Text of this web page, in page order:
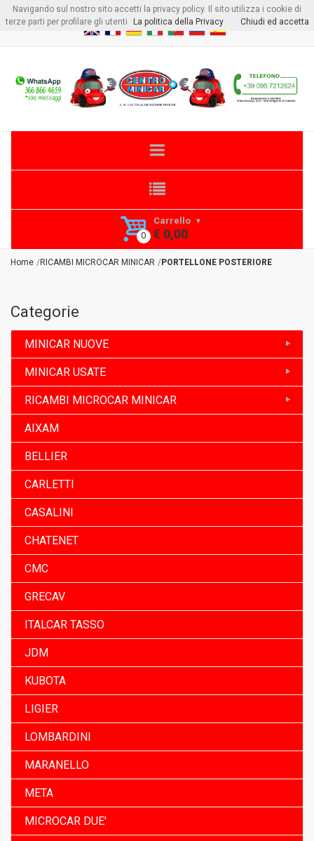
Benvenuto visitoreLogin oRegistrati
Carrello
€ 0,00
Home RICAMBI MICROCAR MINICAR PORTELLONE POSTERIORE
Categorie
MINICAR NUOVE
MINICAR USATE
RICAMBI MICROCAR MINICAR
AIXAM
BELLIER
CARLETTI
CASALINI
CHATENET
CMC
GRECAV
ITALCAR TASSO
JDM
KUBOTA
LIGIER
LOMBARDINI
MARANELLO
META
MICROCAR DUE'
Navigando sul nostro sito accetti la privacy policy. Il sito utilizza i cookie di
terze parti per profilare gli utenti
La politica della Privacy Chiudi ed accetta